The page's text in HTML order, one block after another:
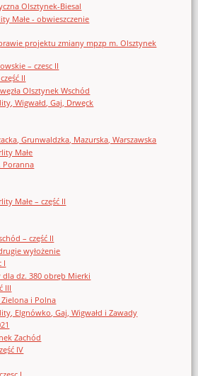
Olsztynek-Biesal
Małe - obwieszczenie
projektu zmiany mpzp m. Olsztynek
– czesc II
II
Olsztynek Wschód
Wigwałd, Gaj, Drwęck
Grunwaldzka, Mazurska, Warszawska
Małe
Poranna
Małe – część II
– część II
wyłożenie
I
dz. 380 obręb Mierki
III
i Polna
Elgnówko, Gaj, Wigwałd i Zawady
Zachód
IV